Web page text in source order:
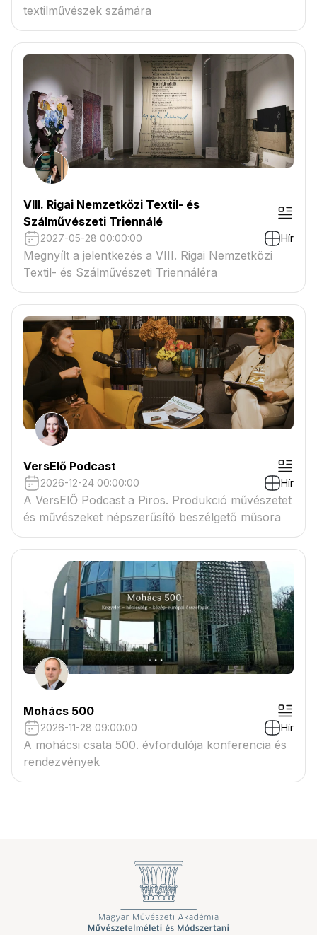
textilművészek számára
VIII. Rigai Nemzetközi Textil- és
Szálművészeti Triennálé
2027-05-28 00:00:00 Hír
Megnyílt a jelentkezés a VIII. Rigai Nemzetközi
Textil- és Szálművészeti Triennáléra
VersElő Podcast
2026-12-24 00:00:00 Hír
A VersElŐ Podcast a Piros. Produkció művészetet
és művészeket népszerűsítő beszélgető műsora
Mohács 500
2026-11-28 09:00:00 Hír
A mohácsi csata 500. évfordulója konferencia és
rendezvények